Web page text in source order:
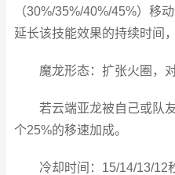
（30%/35%/40%/45%）移
延长该技能效果的持续时间
魔龙形态：扩张火圈，
若云端亚龙被自己或队
个25%的移速加成。
冷却时间：15/14/13/12